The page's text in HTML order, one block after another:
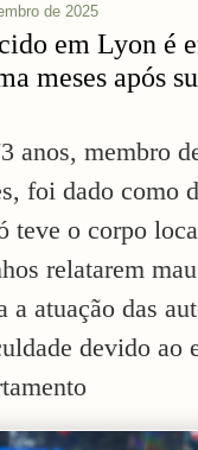
de 2025
em Lyon é
meses após
anos, membro
foi dado como
teve o corpo
relatarem
atuação das
devido ao